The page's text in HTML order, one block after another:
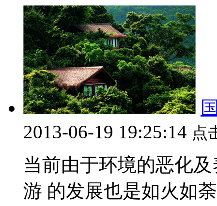
2013-06-19 19:25:14 点
当前由于环境的恶化
游 的发展也是如火如